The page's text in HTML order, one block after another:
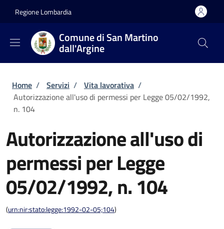
Regione Lombardia
Comune di San Martino
dall'Argine
Briciole di pane
Home / Servizi / Vita lavorativa /
Autorizzazione all'uso di permessi per Legge 05/02/1992,
n. 104
Autorizzazione all'uso di
permessi per Legge
05/02/1992, n. 104
(urn:nir:stato:legge:1992-02-05;104)